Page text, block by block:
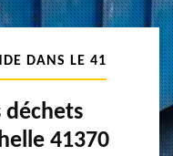
DANS LE 41
déchets
41370